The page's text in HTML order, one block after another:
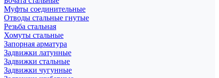
Муфты соединительные
Отводы стальные гнутые
Резьба стальная
Хомуты стальные
Запорная арматура
Задвижки латунные
Задвижки стальные
Задвижки чугунные